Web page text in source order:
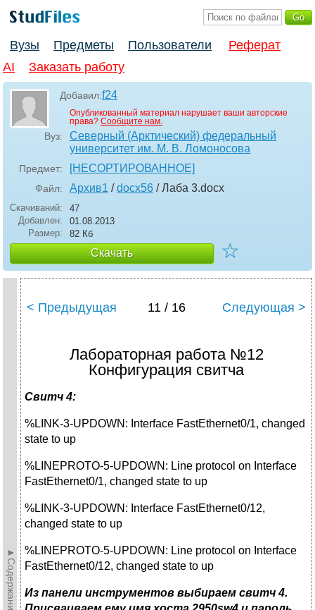
Вузы Предметы Пользователи
Реферат
AI
Заказать работу
Добавил:f24
Опубликованный материал нарушает ваши авторские
права? Сообщите нам.
Вуз:
Северный (Арктический) федеральный
университет им. М. В. Ломоносова
Предмет: [НЕСОРТИРОВАННОЕ]
Файл: Архив1 /docx56 / Лаба 3.docx
Скачиваний:
47
Добавлен:
01.08.2013
Размер:
82 Кб
Скачать ☆
►Содержание►
< Предыдущая 11 / 16 Следующая >
Лабораторная работа №12
Конфигурация свитча
Свитч 4:
%LINK-3-UPDOWN: Interface FastEthernet0/1, changed
state to up
%LINEPROTO-5-UPDOWN: Line protocol on Interface
FastEthernet0/1, changed state to up
%LINK-3-UPDOWN: Interface FastEthernet0/12,
changed state to up
%LINEPROTO-5-UPDOWN: Line protocol on Interface
FastEthernet0/12, changed state to up
Из панели инструментов выбираем свитч 4.